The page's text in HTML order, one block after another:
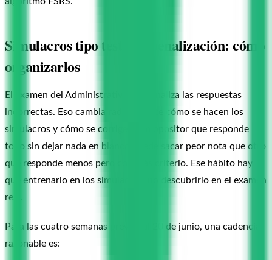
Simulacros tipo test con penalización: cómo
organizarlos
El examen del Administrativo C1 penaliza las respuestas
incorrectas. Eso cambia radicalmente cómo se hacen los
simulacros y cómo se corrigen. Un opositor que responde
todo sin dejar nada en blanco puede sacar peor nota que otro
que responde menos pero con más criterio. Ese hábito hay
que entrenarlo en los simulacros, no descubrirlo en el examen
real.
Para las cuatro semanas previas al 20 de junio, una cadencia
razonable es: